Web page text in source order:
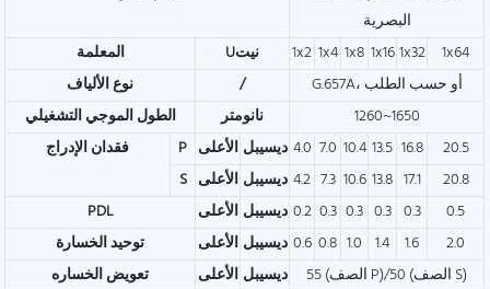
البصرية
المعلمة
Uنيت 1x2 1x4 1x8 1x161x32
1x64
نوع الألياف
/
G.657A، أو حسب الطلب
الطول الموجي التشغيلي
نانومتر
1260~1650
فقدان الإدراج
P الأعلى ديسيبل 4.0 7.0 10.4 13.5 16.8
20.5
S الأعلى ديسيبل 4.2 7.3 10.6 13.8 17.1
20.8
PDL
الأعلى ديسيبل 0.2 0.3 0.3 0.3 0.3
0.5
توحيد الخسارة
الأعلى ديسيبل 0.6 0.8 1.0 1.4 1.6
2.0
تعويض الخساره
الأعلى ديسيبل
55 (الصف P)/50 (الصف S)